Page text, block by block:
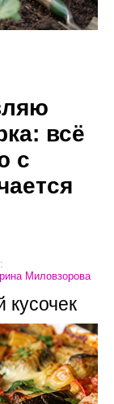
всё
с
Миловзорова
кусочек